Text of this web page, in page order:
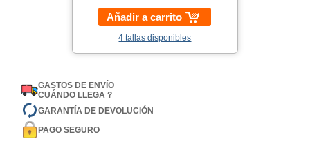
Añadir a carrito
4 tallas disponibles
GASTOS DE ENVÍO
CUÁNDO LLEGA ?
GARANTÍA DE DEVOLUCIÓN
PAGO SEGURO